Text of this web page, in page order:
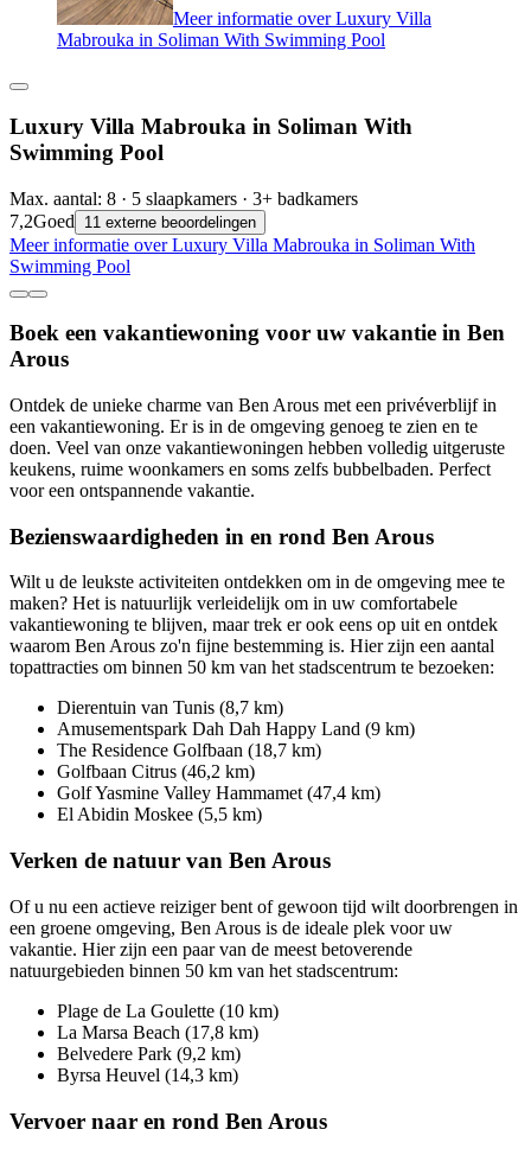
Meer informatie over Luxury Villa
Mabrouka in Soliman With Swimming Pool
Luxury Villa Mabrouka in Soliman With
Swimming Pool
Max. aantal: 8 · 5 slaapkamers · 3+ badkamers
7,2Goed 11 externe beoordelingen
Meer informatie over Luxury Villa Mabrouka in Soliman With
Swimming Pool
Boek een vakantiewoning voor uw vakantie in Ben
Arous
Ontdek de unieke charme van Ben Arous met een privéverblijf in
een vakantiewoning. Er is in de omgeving genoeg te zien en te
doen. Veel van onze vakantiewoningen hebben volledig uitgeruste
keukens, ruime woonkamers en soms zelfs bubbelbaden. Perfect
voor een ontspannende vakantie.
Bezienswaardigheden in en rond Ben Arous
Wilt u de leukste activiteiten ontdekken om in de omgeving mee te
maken? Het is natuurlijk verleidelijk om in uw comfortabele
vakantiewoning te blijven, maar trek er ook eens op uit en ontdek
waarom Ben Arous zo'n fijne bestemming is. Hier zijn een aantal
topattracties om binnen 50 km van het stadscentrum te bezoeken:
Dierentuin van Tunis (8,7 km)
Amusementspark Dah Dah Happy Land (9 km)
The Residence Golfbaan (18,7 km)
Golfbaan Citrus (46,2 km)
Golf Yasmine Valley Hammamet (47,4 km)
El Abidin Moskee (5,5 km)
Verken de natuur van Ben Arous
Of u nu een actieve reiziger bent of gewoon tijd wilt doorbrengen in
een groene omgeving, Ben Arous is de ideale plek voor uw
vakantie. Hier zijn een paar van de meest betoverende
natuurgebieden binnen 50 km van het stadscentrum:
Plage de La Goulette (10 km)
La Marsa Beach (17,8 km)
Belvedere Park (9,2 km)
Byrsa Heuvel (14,3 km)
Vervoer naar en rond Ben Arous